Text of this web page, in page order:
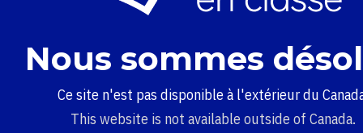
Nous sommes
Ce site n'est pas disponible à l'extérieur du
This website is not available outside of Canada.